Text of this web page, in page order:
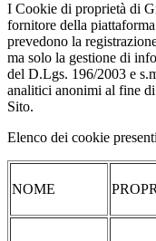
I Cookie di proprietà di
fornitore della
prevedono la
ma solo la gestione di
del D.Lgs. 196/2003 e
analitici anonimi al fine di
Sito.
Elenco dei cookie
NOME